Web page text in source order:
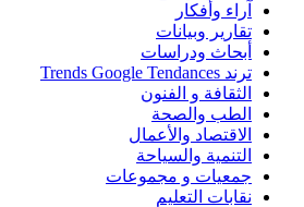
آراء وأفكار
تقارير وبيانات
أبحاث ودراسات
ترند Trends Google Tendances
الثقافة و الفنون
الطب والصحة
الاقتصاد والأعمال
التنمية والسياحة
جمعيات و مجموعات
نقابات التعليم